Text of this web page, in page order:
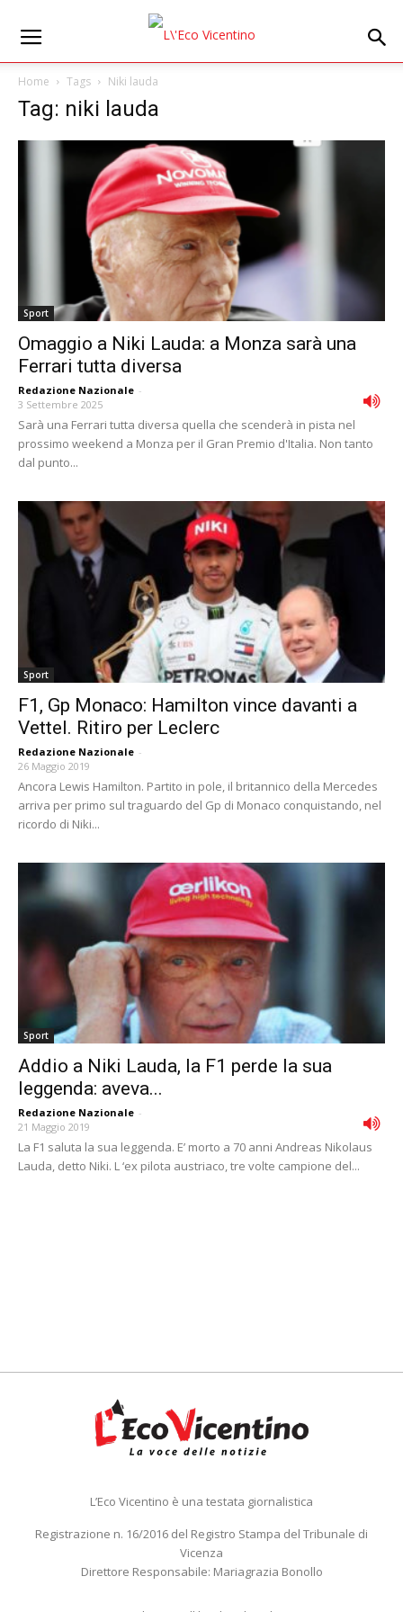
Home Tags Niki lauda
Tag: niki lauda
Sport
Omaggio a Niki Lauda: a Monza sarà una
Ferrari tutta diversa
Redazione Nazionale -
3 Settembre 2025
Sarà una Ferrari tutta diversa quella che scenderà in pista nel
prossimo weekend a Monza per il Gran Premio d'Italia. Non tanto
dal punto...
Sport
F1, Gp Monaco: Hamilton vince davanti a
Vettel. Ritiro per Leclerc
Redazione Nazionale -
26 Maggio 2019
Ancora Lewis Hamilton. Partito in pole, il britannico della Mercedes
arriva per primo sul traguardo del Gp di Monaco conquistando, nel
ricordo di Niki...
Sport
Addio a Niki Lauda, la F1 perde la sua
leggenda: aveva...
Redazione Nazionale -
21 Maggio 2019
La F1 saluta la sua leggenda. E’ morto a 70 anni Andreas Nikolaus
Lauda, detto Niki. L ‘ex pilota austriaco, tre volte campione del...
L’Eco Vicentino è una testata giornalistica
Registrazione n. 16/2016 del Registro Stampa del Tribunale di
Vicenza
Direttore Responsabile: Mariagrazia Bonollo